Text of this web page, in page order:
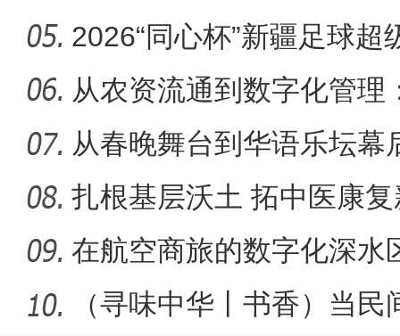
化“守
2026“同心杯”新疆足球超
从农资流通到数字化管理
字化转
从春晚舞台到华语乐坛幕
之路
扎根基层沃土 拓中医康
在航空商旅的数字化深水
始
（寻味中华丨书香）当